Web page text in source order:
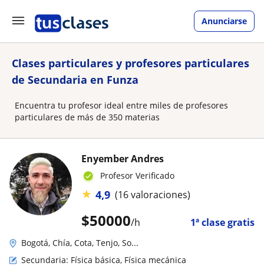
Anunciarse
Clases particulares y profesores particulares
de Secundaria en Funza
Encuentra tu profesor ideal entre miles de profesores
particulares de más de 350 materias
$50000/h 1ª clase gratis
Enyember Andres
Profesor Verificado
★ 4,9 (16 valoraciones)
Bogotá, Chía, Cota, Tenjo, So...
Secundaria: Física básica, Física mecánica